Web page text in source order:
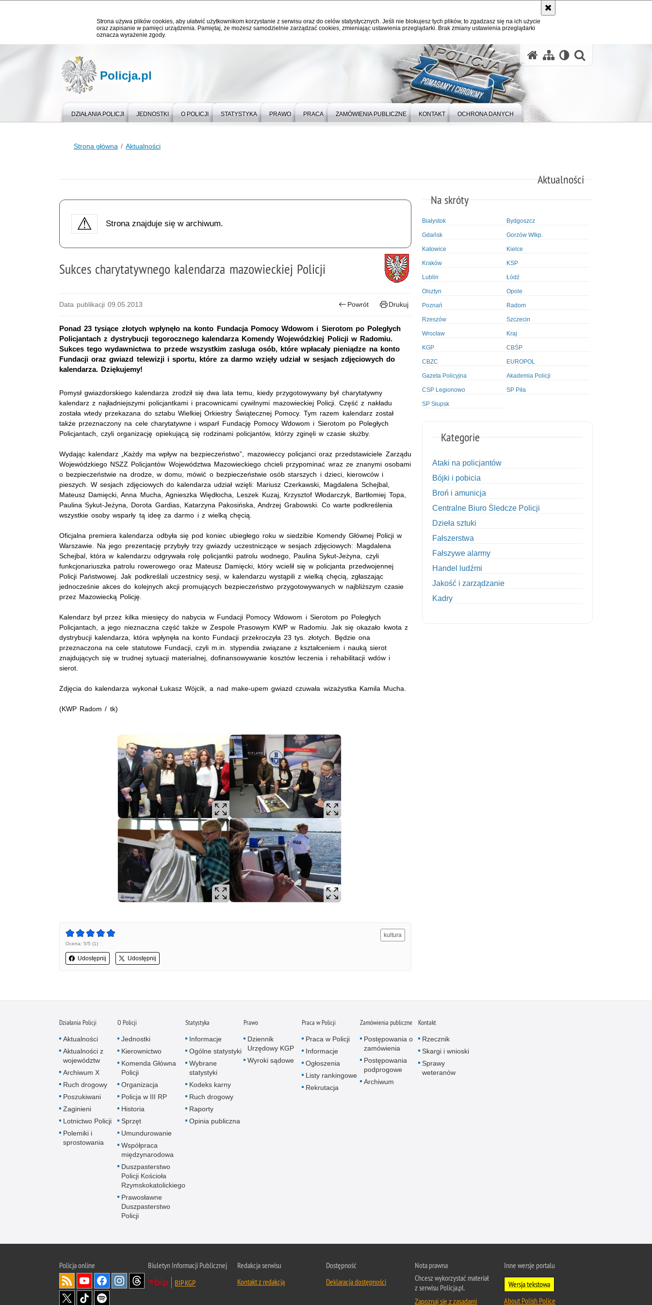
Strona używa plików cookies, aby ułatwić użytkownikom korzystanie z serwisu oraz do celów statystycznych. Jeśli nie blokujesz tych plików, to zgadzasz się na ich użycie
oraz zapisanie w pamięci urządzenia. Pamiętaj, że możesz samodzielnie zarządzać cookies, zmieniając ustawienia przeglądarki. Brak zmiany ustawienia przeglądarki
oznacza wyrażenie zgody.
Policja.pl
DZIAŁANIA POLICJI JEDNOSTKI O POLICJI STATYSTYKA PRAWO PRACA ZAMÓWIENIA PUBLICZNE KONTAKT OCHRONA DANYCH
Strona główna Aktualności
Aktualności
Strona znajduje się w archiwum.
Sukces charytatywnego kalendarza mazowieckiej Policji
Data publikacji 09.05.2013 Powrót Drukuj
Ponad 23 tysiące złotych wpłynęło na konto Fundacja Pomocy Wdowom i Sierotom po Poległych
Policjantach z dystrybucji tegorocznego kalendarza Komendy Wojewódzkiej Policji w Radomiu.
Sukces tego wydawnictwa to przede wszystkim zasługa osób, które wpłacały pieniądze na konto
Fundacji oraz gwiazd telewizji i sportu, które za darmo wzięły udział w sesjach zdjęciowych do
kalendarza. Dziękujemy!
Pomysł gwiazdorskiego kalendarza zrodził się dwa lata temu, kiedy przygotowywany był charytatywny
kalendarz z najładniejszymi policjantkami i pracownicami cywilnymi mazowieckiej Policji. Część z nakładu
została wtedy przekazana do sztabu Wielkiej Orkiestry Świątecznej Pomocy. Tym razem kalendarz został
także przeznaczony na cele charytatywne i wsparł Fundację Pomocy Wdowom i Sierotom po Poległych
Policjantach, czyli organizację opiekującą się rodzinami policjantów, którzy zginęli w czasie służby.
Wydając kalendarz „Każdy ma wpływ na bezpieczeństwo”, mazowieccy policjanci oraz przedstawiciele Zarządu
Wojewódzkiego NSZZ Policjantów Województwa Mazowieckiego chcieli przypominać wraz ze znanymi osobami
o bezpieczeństwie na drodze, w domu, mówić o bezpieczeństwie osób starszych i dzieci, kierowców i
pieszych. W sesjach zdjęciowych do kalendarza udział wzięli: Mariusz Czerkawski, Magdalena Schejbal,
Mateusz Damięcki, Anna Mucha, Agnieszka Więdłocha, Leszek Kuzaj, Krzysztof Włodarczyk, Bartłomiej Topa,
Paulina Sykut-Jeżyna, Dorota Gardias, Katarzyna Pakosińska, Andrzej Grabowski. Co warte podkreślenia
wszystkie osoby wsparły tą ideę za darmo i z wielką chęcią.
Oficjalna premiera kalendarza odbyła się pod koniec ubiegłego roku w siedzibie Komendy Głównej Policji w
Warszawie. Na jego prezentację przybyły trzy gwiazdy uczestniczące w sesjach zdjęciowych: Magdalena
Schejbal, która w kalendarzu odgrywała rolę policjantki patrolu wodnego, Paulina Sykut-Jeżyna, czyli
funkcjonariuszka patrolu rowerowego oraz Mateusz Damięcki, który wcielił się w policjanta przedwojennej
Policji Państwowej. Jak podkreślali uczestnicy sesji, w kalendarzu wystąpili z wielką chęcią, zgłaszając
jednocześnie akces do kolejnych akcji promujących bezpieczeństwo przygotowywanych w najbliższym czasie
przez Mazowiecką Policję.
Kalendarz był przez kilka miesięcy do nabycia w Fundacji Pomocy Wdowom i Sierotom po Poległych
Policjantach, a jego nieznaczna część także w Zespole Prasowym KWP w Radomiu. Jak się okazało kwota z
dystrybucji kalendarza, która wpłynęła na konto Fundacji przekroczyła 23 tys. złotych. Będzie ona
przeznaczona na cele statutowe Fundacji, czyli m.in. stypendia związane z kształceniem i nauką sierot
znajdujących się w trudnej sytuacji materialnej, dofinansowywanie kosztów leczenia i rehabilitacji wdów i
sierot.
Zdjęcia do kalendarza wykonał Łukasz Wójcik, a nad make-upem gwiazd czuwała wizażystka Kamila Mucha.
(KWP Radom / tk)
Ocena: 5/5 (1)
Udostępnij Udostępnij
kultura
Na skróty
Białystok Bydgoszcz
Gdańsk Gorzów Wlkp.
Katowice Kielce
Kraków KSP
Lublin Łódź
Olsztyn Opole
Poznań Radom
Rzeszów Szczecin
Wrocław Kraj
KGP CBŚP
CBZC EUROPOL
Gazeta Policyjna Akademia Policji
CSP Legionowo SP Piła
SP Słupsk
Kategorie
Ataki na policjantów
Bójki i pobicia
Broń i amunicja
Centralne Biuro Śledcze Policji
Dzieła sztuki
Fałszerstwa
Fałszywe alarmy
Handel ludźmi
Jakość i zarządzanie
Kadry
Policjant z pasją
Porwania
Pożary i podpalenia
Pranie brudnych pieniędzy
Przestępczość internetowa
Przestępczość kryminalna
Przestępczość międzynarodowa
Działania Policji
Aktualności
Aktualności z
województw
Archiwum X
Ruch drogowy
Poszukiwani
Zaginieni
Lotnictwo Policji
Polemiki i
sprostowania
O Policji
Jednostki
Kierownictwo
Komenda Główna
Policji
Organizacja
Policja w III RP
Historia
Sprzęt
Umundurowanie
Współpraca
międzynarodowa
Duszpasterstwo
Policji Kościoła
Rzymskokatolickiego
Prawosławne
Duszpasterstwo
Policji
Statystyka
Informacje
Ogólne statystyki
Wybrane
statystyki
Kodeks karny
Ruch drogowy
Raporty
Opinia publiczna
Prawo
Dziennik
Urzędowy KGP
Wyroki sądowe
Praca w Policji
Praca w Policji
Informacje
Ogłoszenia
Listy rankingowe
Rekrutacja
Zamówienia publiczne
Postępowania o
zamówienia
Postępowania
podprogowe
Archiwum
Kontakt
Rzecznik
Skargi i wnioski
Sprawy
weteranów
Policjaonline
Biuletyn Informacji Publicznej
BIP KGP
Redakcja serwisu
Kontakt z redakcją
Dostępność
Deklaracja dostępności
Nota prawna
Chcesz wykorzystać materiał
z serwisu Policja.pl.
Zapoznaj się z zasadami
Inne wersje portalu
Wersja tekstowa
About Polish Police